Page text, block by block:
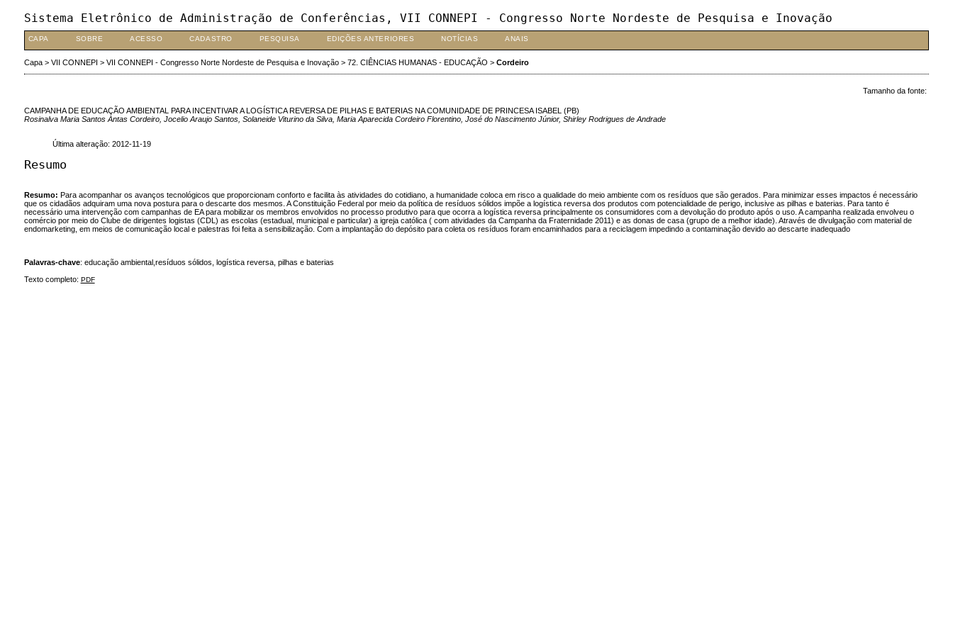
Sistema Eletrônico de Administração de Conferências, VII CONNEPI - Congresso Norte Nordeste de Pesquisa e Inovação
CAPA SOBRE ACESSO CADASTRO PESQUISA EDIÇÕES ANTERIORES NOTÍCIAS ANAIS
Capa> VII CONNEPI > VII CONNEPI - Congresso Norte Nordeste de Pesquisa e Inovação> 72. CIÊNCIAS HUMANAS - EDUCAÇÃO > Cordeiro
Tamanho da fonte:
CAMPANHA DE EDUCAÇÃO AMBIENTAL PARA INCENTIVAR A LOGÍSTICA REVERSA DE PILHAS E BATERIAS NA COMUNIDADE DE PRINCESA ISABEL (PB)
Rosinalva Maria Santos Antas Cordeiro, Jocelio Araujo Santos, Solaneide Viturino da Silva, Maria Aparecida Cordeiro Florentino, José do Nascimento Júnior, Shirley Rodrigues de Andrade
Última alteração: 2012-11-19
Resumo
Resumo: Para acompanhar os avanços tecnológicos que proporcionam conforto e facilita às atividades do cotidiano, a humanidade coloca em risco a qualidade do meio ambiente com os resíduos que são gerados. Para minimizar esses impactos é necessário
que os cidadãos adquiram uma nova postura para o descarte dos mesmos. A Constituição Federal por meio da política de resíduos sólidos impõe a logística reversa dos produtos com potencialidade de perigo, inclusive as pilhas e baterias. Para tanto é
necessário uma intervenção com campanhas de EA para mobilizar os membros envolvidos no processo produtivo para que ocorra a logística reversa principalmente os consumidores com a devolução do produto após o uso. A campanha realizada envolveu o
comércio por meio do Clube de dirigentes logistas (CDL) as escolas (estadual, municipal e particular) a igreja católica ( com atividades da Campanha da Fraternidade 2011) e as donas de casa (grupo de a melhor idade). Através de divulgação com material de
endomarketing, em meios de comunicação local e palestras foi feita a sensibilização. Com a implantação do depósito para coleta os resíduos foram encaminhados para a reciclagem impedindo a contaminação devido ao descarte inadequado
Palavras-chave: educação ambiental,resíduos sólidos, logística reversa, pilhas e baterias
Texto completo: PDF